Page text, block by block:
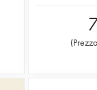
(